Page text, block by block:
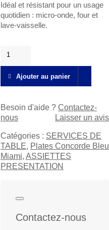
Idéal et résistant pour un usage
quotidien : micro-onde, four et
lave-vaisselle.
Assiette
Plates
Miami
quantity
Ajouter au panier
Besoin d'aide ? Contactez-
nous
Laisser un avis
Catégories : SERVICES DE
TABLE, Plates Concorde Bleu
Miami, ASSIETTES
PRESENTATION
Contactez-nous